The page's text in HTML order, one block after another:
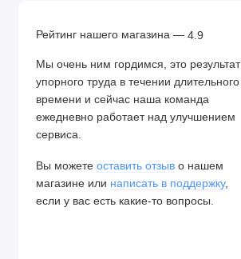
Рейтинг нашего магазина — 4.9
Мы очень ним гордимся, это результат
упорного труда в течении длительного
времени и сейчас наша команда
ежедневно работает над улучшением
сервиса.
Вы можете оставить отзыв о нашем
магазине или написать в поддержку,
если у вас есть какие-то вопросы.